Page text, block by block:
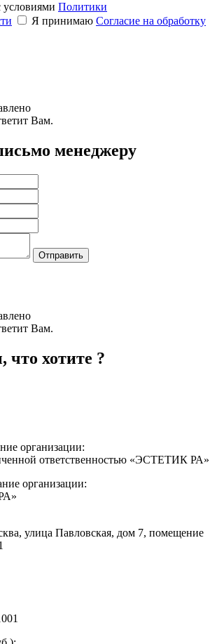
условиями Политики
Я принимаю Согласие на обработку
Вам.
менеджеру
Вам.
хотите ?
организации:
ответственностью «ЭСТЕТИК РА»
организации:
улица Павловская, дом 7, помещение